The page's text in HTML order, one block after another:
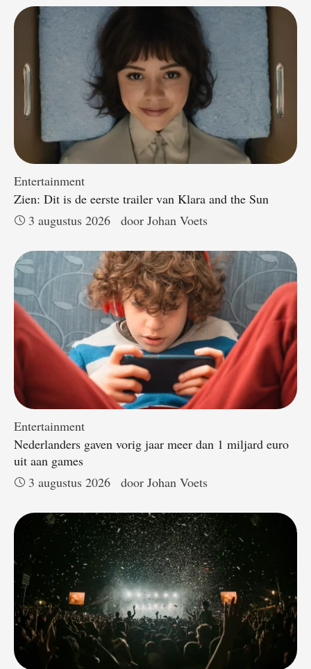
Entertainment
Zien: Dit is de eerste trailer van Klara and the Sun
3 augustus 2026
door Johan Voets
Entertainment
Nederlanders gaven vorig jaar meer dan 1 miljard euro
uit aan games
3 augustus 2026
door Johan Voets